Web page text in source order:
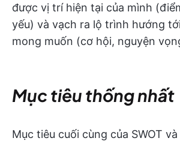
được vị trí hiện tại của mình
yếu) và vạch ra lộ trình hướng
mong muốn (cơ hội, nguyện
Mục tiêu thống nhất
Mục tiêu cuối cùng của SWOT và